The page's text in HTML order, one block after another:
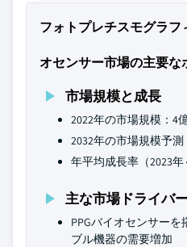
フォトプレチスモグラフ
オセンサー市場の主要な
市場規模と成長
2022年の市場規模：4
2032年の市場規模予測
年平均成長率（2023年
主な市場ドライバ
PPGバイオセンサー
ブル機器の需要増加